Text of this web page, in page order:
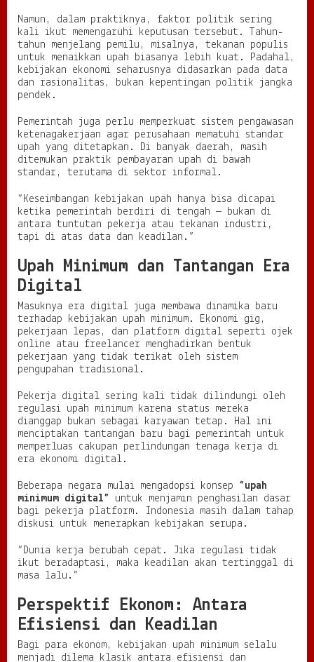
Namun, dalam praktiknya, faktor politik sering
kali ikut memengaruhi keputusan tersebut. Tahun-
tahun menjelang pemilu, misalnya, tekanan populis
untuk menaikkan upah biasanya lebih kuat. Padahal,
kebijakan ekonomi seharusnya didasarkan pada data
dan rasionalitas, bukan kepentingan politik jangka
pendek.
Pemerintah juga perlu memperkuat sistem pengawasan
ketenagakerjaan agar perusahaan mematuhi standar
upah yang ditetapkan. Di banyak daerah, masih
ditemukan praktik pembayaran upah di bawah
standar, terutama di sektor informal.
“Keseimbangan kebijakan upah hanya bisa dicapai
ketika pemerintah berdiri di tengah — bukan di
antara tuntutan pekerja atau tekanan industri,
tapi di atas data dan keadilan.”
Upah Minimum dan Tantangan Era
Digital
Masuknya era digital juga membawa dinamika baru
terhadap kebijakan upah minimum. Ekonomi gig,
pekerjaan lepas, dan platform digital seperti ojek
online atau freelancer menghadirkan bentuk
pekerjaan yang tidak terikat oleh sistem
pengupahan tradisional.
Pekerja digital sering kali tidak dilindungi oleh
regulasi upah minimum karena status mereka
dianggap bukan sebagai karyawan tetap. Hal ini
menciptakan tantangan baru bagi pemerintah untuk
memperluas cakupan perlindungan tenaga kerja di
era ekonomi digital.
Beberapa negara mulai mengadopsi konsep “upah
minimum digital”
untuk menjamin penghasilan dasar
bagi pekerja platform. Indonesia masih dalam tahap
diskusi untuk menerapkan kebijakan serupa.
“Dunia kerja berubah cepat. Jika regulasi tidak
ikut beradaptasi, maka keadilan akan tertinggal di
masa lalu.”
Perspektif Ekonom: Antara
Efisiensi dan Keadilan
Bagi para ekonom, kebijakan upah minimum selalu
menjadi dilema klasik antara efisiensi dan